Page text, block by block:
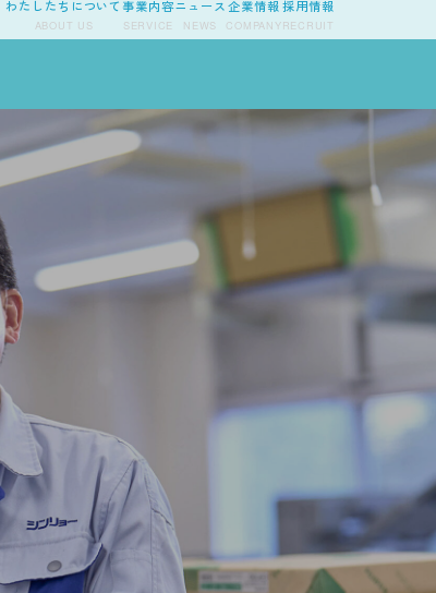
わたしたちについて
ABOUT US 事業内容
SERVICE NEWS 企業情報
COMPANY採用情報
RECRUIT